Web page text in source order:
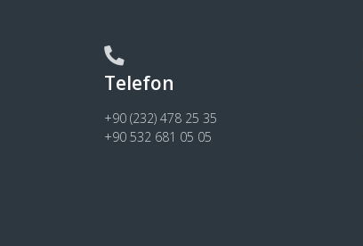
Telefon
+90 (232) 478 25 35
+90 532 681 05 05